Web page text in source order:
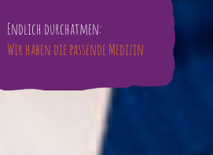
Endlich durchatmen:
Wir haben die passende Medizin